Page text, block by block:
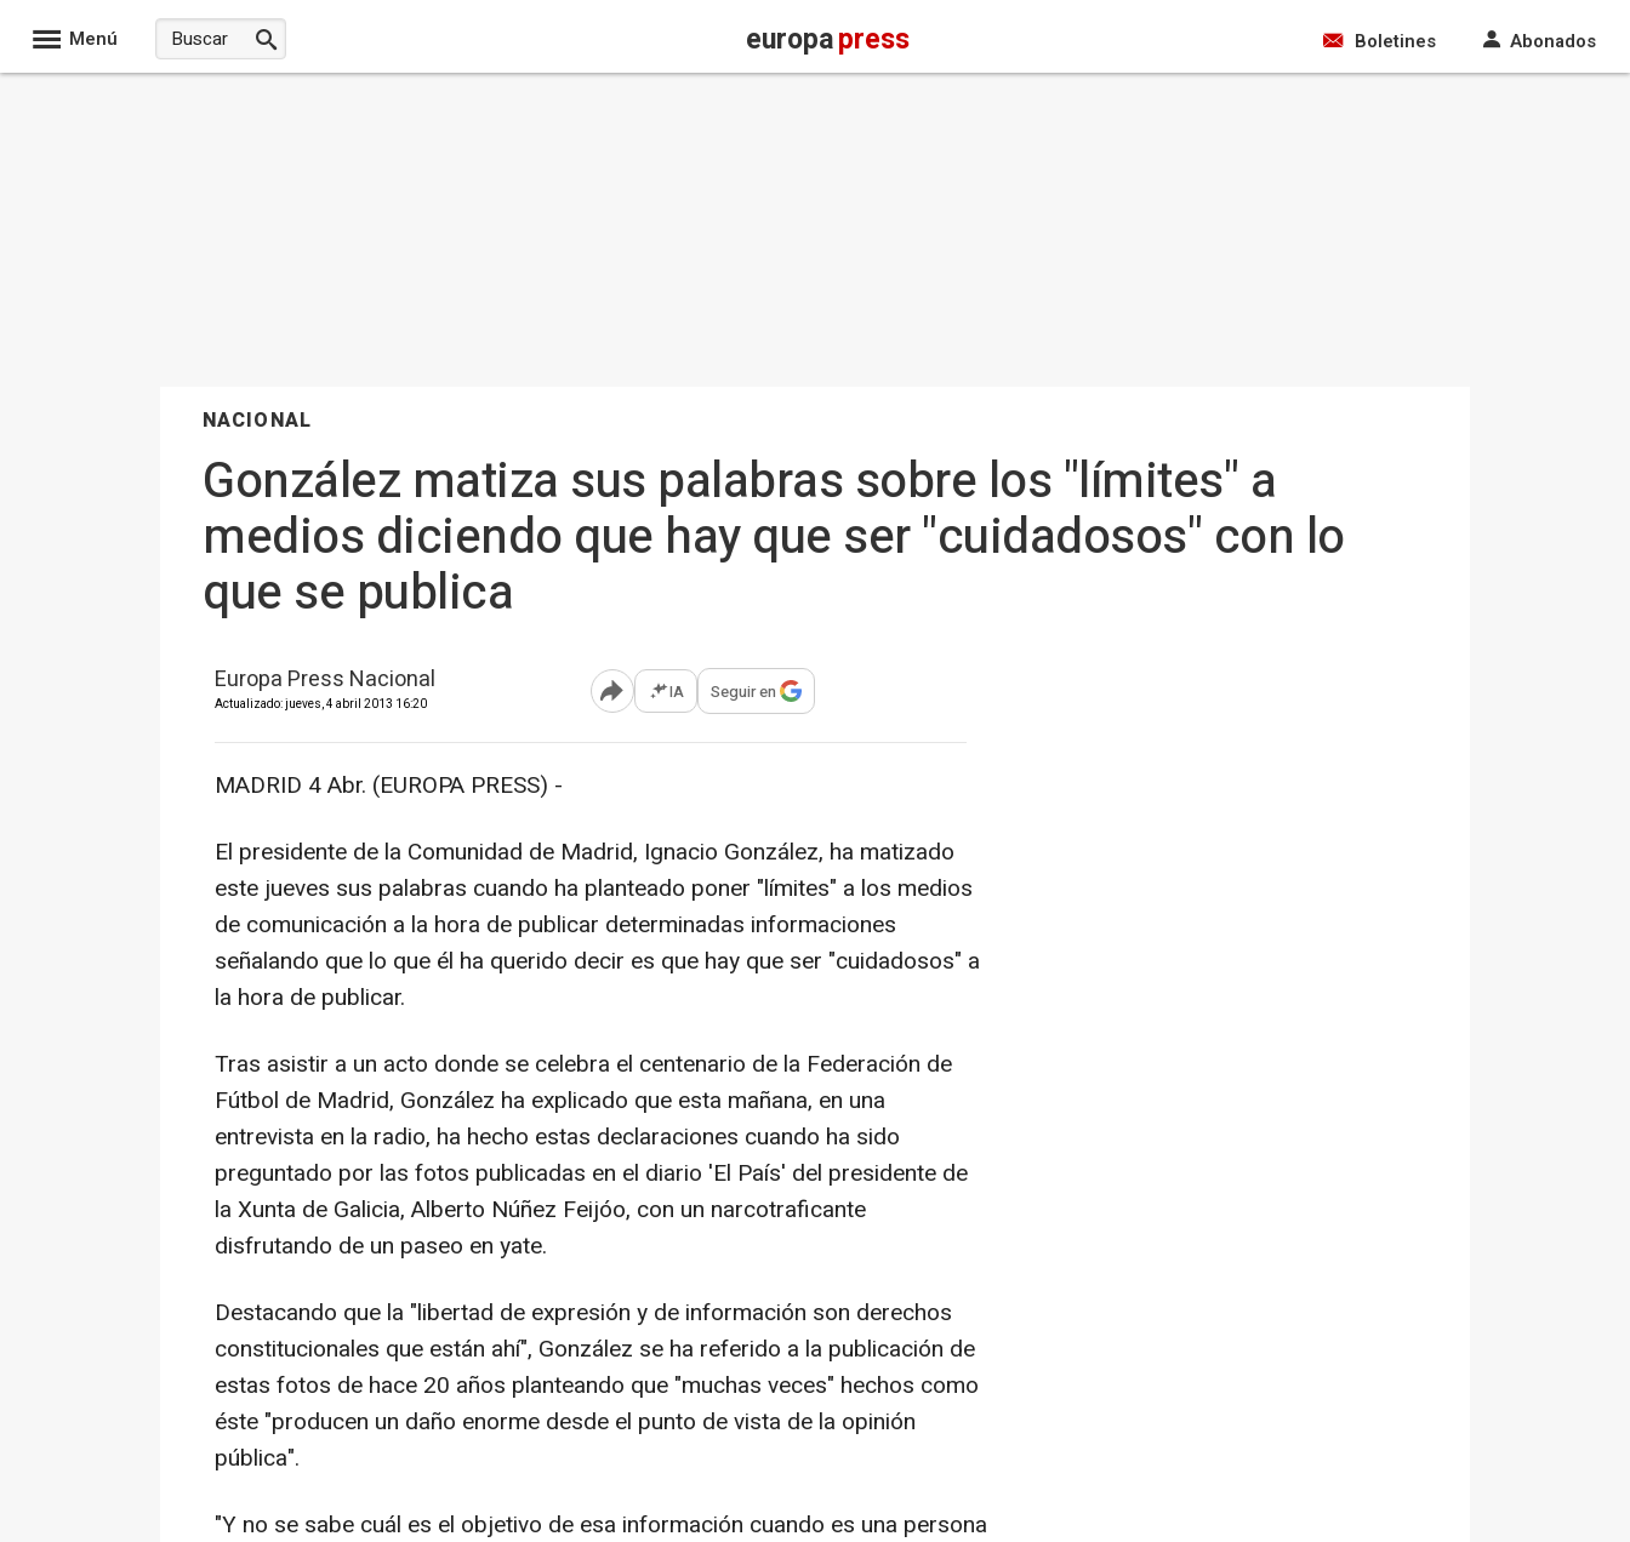
Menú europapress Boletines Abonados
NACIONAL
González matiza sus palabras sobre los "límites" a
medios diciendo que hay que ser "cuidadosos" con lo
que se publica
Europa Press Nacional
Actualizado: jueves, 4 abril 2013 16:20 Abrir opciones para compartir
IA Seguir en
MADRID 4 Abr. (EUROPA PRESS) -
El presidente de la Comunidad de Madrid, Ignacio González, ha matizado
este jueves sus palabras cuando ha planteado poner "límites" a los medios
de comunicación a la hora de publicar determinadas informaciones
señalando que lo que él ha querido decir es que hay que ser "cuidadosos" a
la hora de publicar.
Tras asistir a un acto donde se celebra el centenario de la Federación de
Fútbol de Madrid, González ha explicado que esta mañana, en una
entrevista en la radio, ha hecho estas declaraciones cuando ha sido
preguntado por las fotos publicadas en el diario 'El País' del presidente de
la Xunta de Galicia, Alberto Núñez Feijóo, con un narcotraficante
disfrutando de un paseo en yate.
Destacando que la "libertad de expresión y de información son derechos
constitucionales que están ahí", González se ha referido a la publicación de
estas fotos de hace 20 años planteando que "muchas veces" hechos como
éste "producen un daño enorme desde el punto de vista de la opinión
pública".
"Y no se sabe cuál es el objetivo de esa información cuando es una persona